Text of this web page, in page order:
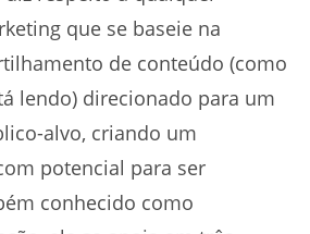
que se baseie na
de conteúdo (como
lendo) direcionado para um
alvo, criando um
potencial para ser
conhecido como